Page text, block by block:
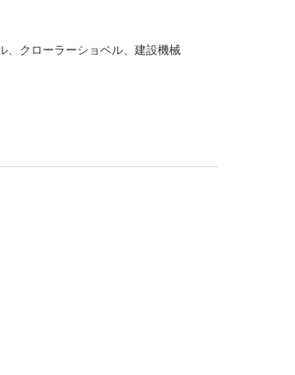
、クローラーショベル、建設機械